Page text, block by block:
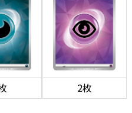
2枚